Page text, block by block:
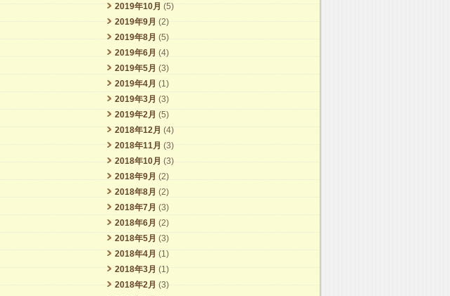
2019年10月 (5)
2019年9月 (2)
2019年8月 (5)
2019年6月 (4)
2019年5月 (3)
2019年4月 (1)
2019年3月 (3)
2019年2月 (5)
2018年12月 (4)
2018年11月 (3)
2018年10月 (3)
2018年9月 (2)
2018年8月 (2)
2018年7月 (3)
2018年6月 (2)
2018年5月 (3)
2018年4月 (1)
2018年3月 (1)
2018年2月 (3)